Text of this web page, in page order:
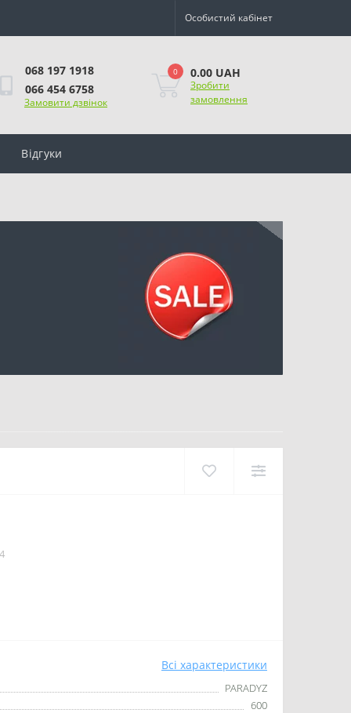
Особистий кабінет
068 197 1918
066 454 6758
Замовити дзвінок
0 0.00 UAH
Зробити
замовлення
Відгуки
Всі характеристики
PARADYZ
600